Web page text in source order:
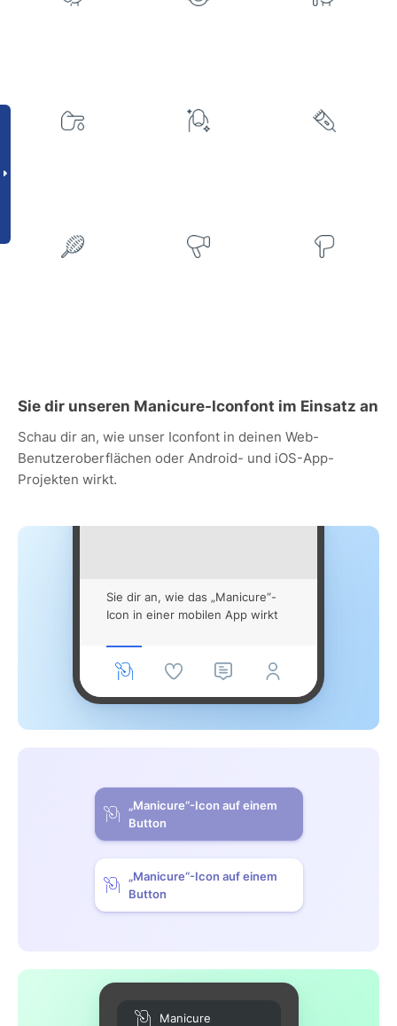
Sie dir unseren Manicure-Iconfont im Einsatz an
Schau dir an, wie unser Iconfont in deinen Web-
Benutzeroberflächen oder Android- und iOS-App-
Projekten wirkt.
Sie dir an, wie das „Manicure“-
Icon in einer mobilen App wirkt
„Manicure“-Icon auf einem
Button
„Manicure“-Icon auf einem
Button
Manicure